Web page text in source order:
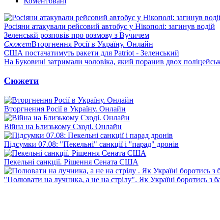
Росіяни атакували рейсовий автобус у Нікополі: загинув водій
Зеленськй розповів про розмову з Вучичем
СюжетВторгнення Росії в Україну. Онлайн
США постачатимуть ракети для Patriot - Зеленський
На Буковині затримали чоловіка, який поранив двох
Сюжети
Вторгнення Росії в Україну. Онлайн
Війна на Близькому Сході. Онлайн
Підсумки 07.08: "Пекельні" санкції і "парад" дронів
Пекельні санкції. Рішення Сената США
"Полювати на лучника, а не на стрілу". Як Україні боротись з